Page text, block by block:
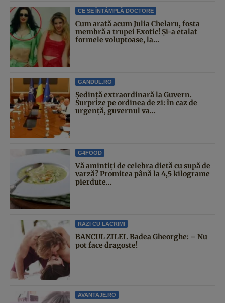
CE SE ÎNTÂMPLĂ DOCTORE
Cum arată acum Julia Chelaru, fosta
membră a trupei Exotic! Și-a etalat
formele voluptoase, la...
GANDUL.RO
Şedinţă extraordinară la Guvern.
Surprize pe ordinea de zi: în caz de
urgență, guvernul va...
G4FOOD
Vă amintiți de celebra dietă cu supă de
varză? Promitea până la 4,5 kilograme
pierdute...
RAZI CU LACRIMI
BANCUL ZILEI. Badea Gheorghe: – Nu
pot face dragoste!
AVANTAJE.RO